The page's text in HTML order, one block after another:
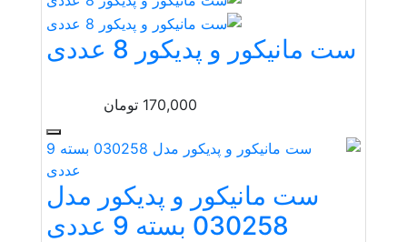
ست مانیکور و پدیکور 8 عددی
170,000 تومان
ست مانیکور و پدیکور مدل
030258 بسته 9 عددی